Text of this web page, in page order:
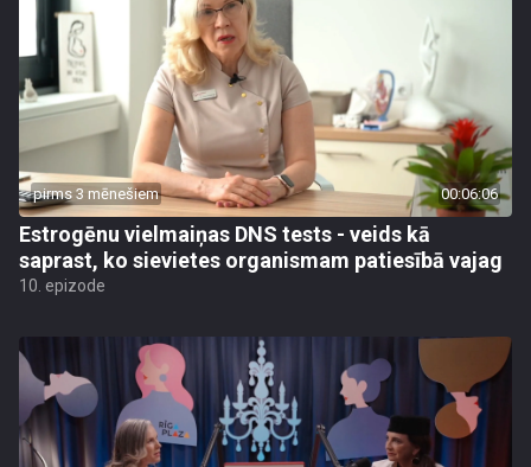
pirms 3 mēnešiem 00:06:06
Estrogēnu vielmaiņas DNS tests - veids kā
saprast, ko sievietes organismam patiesībā vajag
10. epizode